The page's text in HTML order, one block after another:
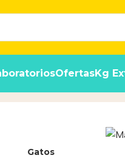
OfertasKg
Gatos